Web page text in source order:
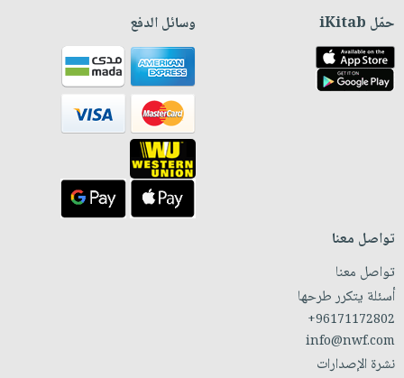
حمّل iKitab وسائل الدفع
تواصل معنا
تواصل معنا
أسئلة يتكرر طرحها
+96171172802
info@nwf.com
نشرة الإصدارات